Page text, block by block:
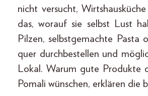
nicht versucht,
das, worauf sie selbst Lust
Pilzen, selbstgemachte Pasta
quer durchbestellen und
Lokal. Warum gute Produkte
Pomali wünschen, erklären die